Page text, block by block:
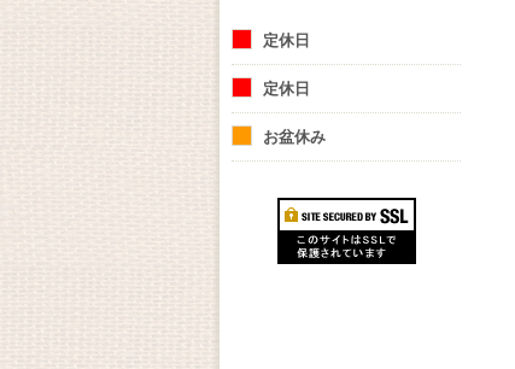
定休日
定休日
お盆休み